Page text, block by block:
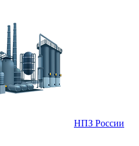
НПЗ России